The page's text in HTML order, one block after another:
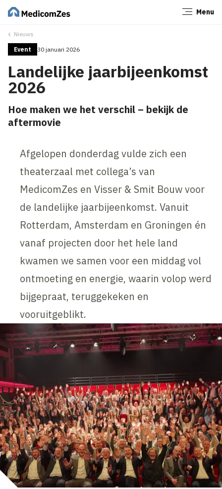
Menu
Nieuws
Event 30 januari 2026
Landelijke jaarbijeenkomst
2026
Hoe maken we het verschil – bekijk de
aftermovie
Afgelopen donderdag vulde zich een
theaterzaal met collega’s van
MedicomZes en Visser & Smit Bouw voor
de landelijke jaarbijeenkomst. Vanuit
Rotterdam, Amsterdam en Groningen én
vanaf projecten door het hele land
kwamen we samen voor een middag vol
ontmoeting en energie, waarin volop werd
bijgepraat, teruggekeken en
vooruitgeblikt.
Sluiten